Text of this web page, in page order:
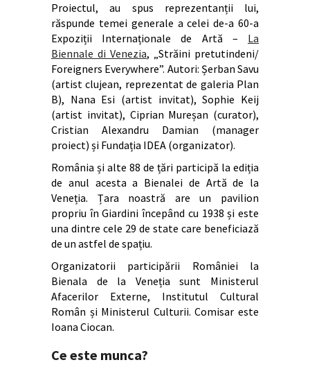
Proiectul, au spus reprezentanții lui,
răspunde temei generale a celei de-a 60-a
Expoziții Internaționale de Artă – La
Biennale di Venezia, „Străini pretutindeni/
Foreigners Everywhere”. Autori: Șerban Savu
(artist clujean, reprezentat de galeria Plan
B), Nana Esi (artist invitat), Sophie Keij
(artist invitat), Ciprian Mureșan (curator),
Cristian Alexandru Damian (manager
proiect) și Fundația IDEA (organizator).
România și alte 88 de țări participă la ediția
de anul acesta a Bienalei de Artă de la
Veneția. Țara noastră are un pavilion
propriu în Giardini începând cu 1938 și este
una dintre cele 29 de state care beneficiază
de un astfel de spațiu.
Organizatorii participării României la
Bienala de la Veneția sunt Ministerul
Afacerilor Externe, Institutul Cultural
Român și Ministerul Culturii. Comisar este
Ioana Ciocan.
Ce este munca?